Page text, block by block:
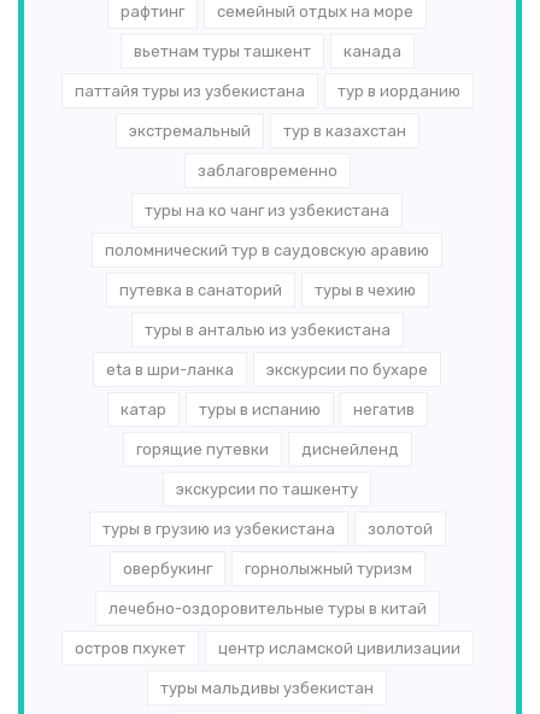
рафтинг семейный отдых на море
вьетнам туры ташкент канада
паттайя туры из узбекистана тур в иорданию
экстремальный тур в казахстан
заблаговременно
туры на ко чанг из узбекистана
поломнический тур в саудовскую аравию
путевка в санаторий туры в чехию
туры в анталью из узбекистана
eta в шри-ланка экскурсии по бухаре
катар туры в испанию негатив
горящие путевки диснейленд
экскурсии по ташкенту
туры в грузию из узбекистана золотой
овербукинг горнолыжный туризм
лечебно-оздоровительные туры в китай
остров пхукет центр исламской цивилизации
туры мальдивы узбекистан